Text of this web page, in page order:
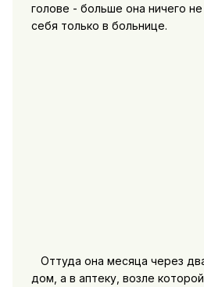
голове - больше она ничего
себя только в больнице.
Оттуда она месяца через
дом, а в аптеку, возле